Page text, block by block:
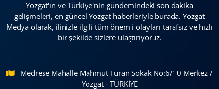
Yozgat'ın ve Türkiye'nin gündemindeki son dakika
gelişmeleri, en güncel Yozgat haberleriyle burada. Yozgat
Medya olarak, ilinizle ilgili tüm önemli olayları tarafsız ve hızlı
bir şekilde sizlere ulaştırıyoruz.
Medrese Mahalle Mahmut Turan Sokak No:6/10 Merkez /
Yozgat - TÜRKİYE